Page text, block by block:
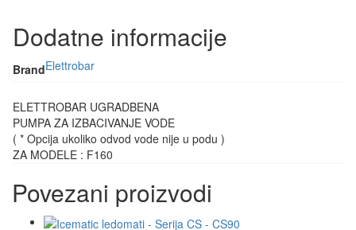
Dodatne informacije
BrandElettrobar
ELETTROBAR UGRADBENA
PUMPA ZA IZBACIVANJE VODE
( * Opcija ukoliko odvod vode nije u podu )
ZA MODELE : F160
Povezani proizvodi